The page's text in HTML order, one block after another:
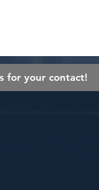
for your contact!